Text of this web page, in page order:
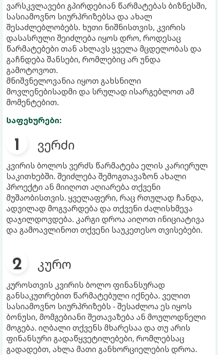
ვარსკვლავები გპირდებიან წარმატებას ბიზნესში,
სასიამოვნო სიურპრიზებსა და ახალ
შესაძლებლობებს. ხუთი ნიშნისთვის, კვირის
დასასრული შეიძლება იყოს დრო, როდესაც
წარმატებები თან ახლავს ყველა მცდელობას და
გაჩნდება შანსები, რომლებიც არ უნდა
გამოტოვოთ.
მნიშვნელოვანია იყოთ გახსნილი
მოვლენებისადმი და სრულად ისარგებლოთ ამ
მომენტებით.
საფეხურები:
ვერძი
კვირის ბოლოს ვერძს წარმატება ელის კარიერულ
საკითხებში. შეიძლება შემოგთავაზონ ახალი
პროექტი ან მიიღოთ აღიარება თქვენი
მუშაობისთვის. ყველაფერი, რაც რთულად ჩანდა,
ადვილად მოგვარდება და თქვენი ძალისხმევა
დაჯილდოვდება. კარგი დროა აიღოთ ინიციატივა
და გამოავლინოთ თქვენი საუკეთესო თვისებები.
კურო
კუროსთვის კვირის ბოლო ფინანსურად
განსაკუთრებით წარმატებული იქნება. ველით
სასიამოვნო სიურპრიზებს - შესაძლოა ეს იყოს
ბონუსი, მომგებიანი შეთავაზება ან მოულოდნელი
მოგება. იღბალი თქვენს მხარესაა და თუ არის
ფინანსური გადაწყვეტილებები, რომლებსაც
გადადებთ, ახლა მათი განხორციელების დროა.